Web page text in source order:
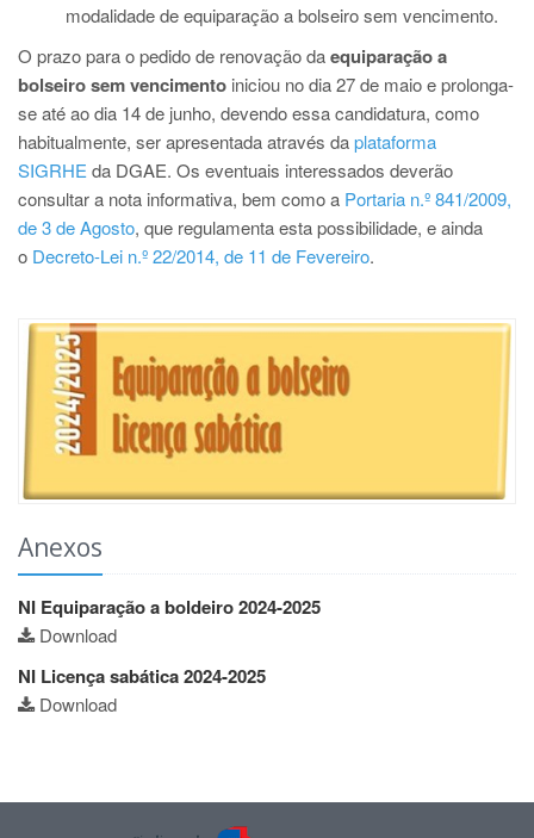
modalidade de equiparação a bolseiro sem vencimento.
O prazo para o pedido de renovação daequiparação a
bolseiro sem vencimento iniciou no dia 27 de maio e prolonga-
se até ao dia 14 de junho, devendo essa candidatura, como
habitualmente, ser apresentada através daplataforma
SIGRHE da DGAE. Os eventuais interessados deverão
consultar a nota informativa, bem como a Portaria n.º 841/2009,
de 3 de Agosto, que regulamenta esta possibilidade, e ainda
o Decreto-Lei n.º 22/2014, de 11 de Fevereiro.
Anexos
NI Equiparação a boldeiro 2024-2025
Download
NI Licença sabática 2024-2025
Download